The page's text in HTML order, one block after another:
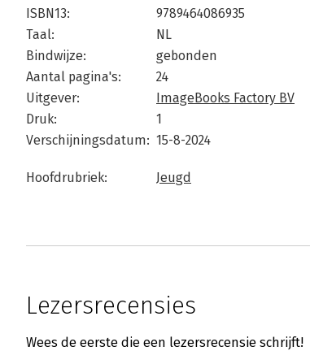
ISBN13:
9789464086935
Taal:
NL
Bindwijze:
gebonden
Aantal pagina's:
24
Uitgever:
ImageBooks Factory BV
Druk:
1
Verschijningsdatum: 15-8-2024
Hoofdrubriek: Jeugd
Lezersrecensies
Wees de eerste die een lezersrecensie schrijft!